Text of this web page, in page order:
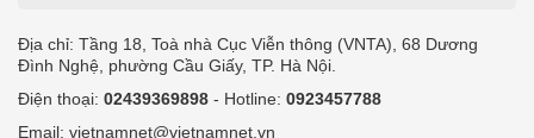
Địa chỉ: Tầng 18, Toà nhà Cục Viễn thông (VNTA), 68 Dương
Đình Nghệ, phường Cầu Giấy, TP. Hà Nội.
Điện thoại: 02439369898 - Hotline: 0923457788
Email: vietnamnet@vietnamnet.vn